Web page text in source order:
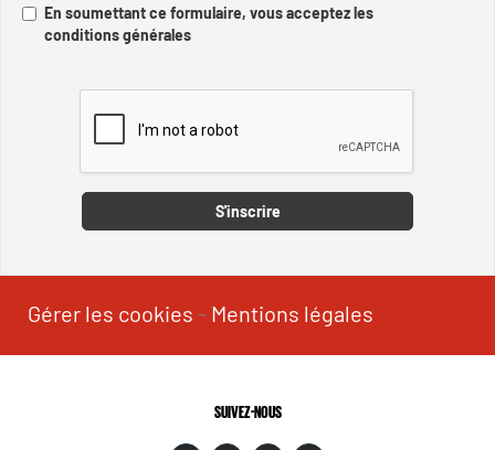
En soumettant ce formulaire, vous acceptez les
conditions générales
S'inscrire
Gérer les cookies - Mentions légales
SUIVEZ-NOUS